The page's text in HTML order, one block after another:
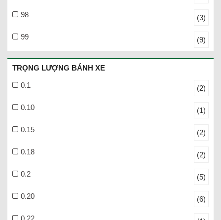
98 (3)
99 (9)
TRỌNG LƯỢNG BÁNH XE
0.1 (2)
0.10 (1)
0.15 (2)
0.18 (2)
0.2 (5)
0.20 (6)
0.22